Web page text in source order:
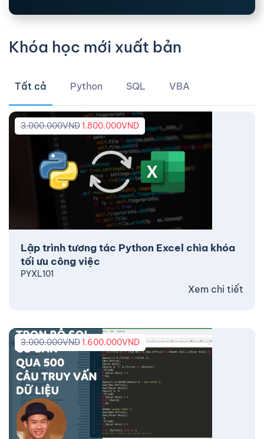
Khóa học mới xuất bản
Tất cả Python SQL VBA
Lập trình tương tác Python Excel chìa khóa
tối ưu công việc
3.000.000VND1.800.000VND
PYXL101
Xem chi tiết
3.000.000VND1.600.000VND